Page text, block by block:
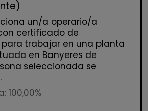
un/a operario/a
certificado de
trabajar en una planta
en Banyeres de
seleccionada se
100,00%